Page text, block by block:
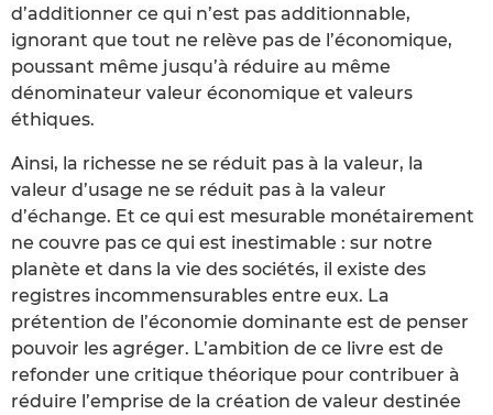
d’additionner ce qui n’est pas additionnable,
ignorant que tout ne relève pas de l’économique,
poussant même jusqu’à réduire au même
dénominateur valeur économique et valeurs
éthiques.
Ainsi, la richesse ne se réduit pas à la valeur, la
valeur d’usage ne se réduit pas à la valeur
d’échange. Et ce qui est mesurable monétairement
ne couvre pas ce qui est inestimable : sur notre
planète et dans la vie des sociétés, il existe des
registres incommensurables entre eux. La
prétention de l’économie dominante est de penser
pouvoir les agréger. L’ambition de ce livre est de
refonder une critique théorique pour contribuer à
réduire l’emprise de la création de valeur destinée